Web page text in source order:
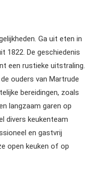
Ga uit eten in
1822. De geschiedenis
een rustieke uitstraling.
ouders van Martrude
bereidingen, zoals
langzaam garen op
divers keukenteam
en gastvrij
open keuken of op